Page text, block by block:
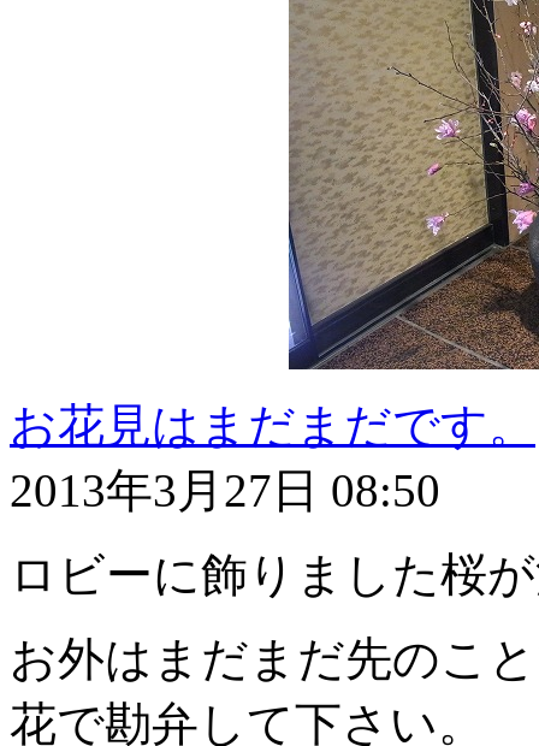
お花見はまだまだです。
2013年3月27日 08:50
ロビーに飾りました桜
お外はまだまだ先のこ
花で勘弁して下さい。